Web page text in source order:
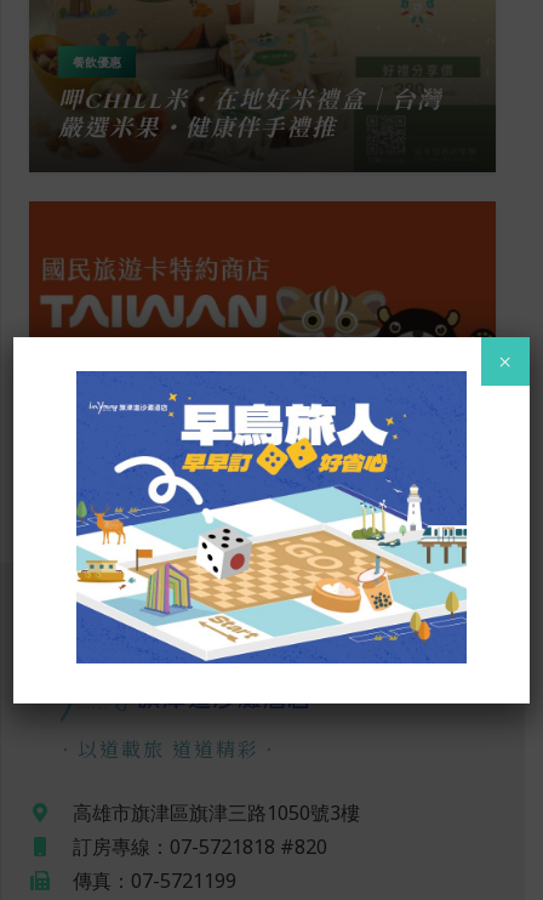
餐飲優惠
呷chill米・在地好米禮盒｜台灣
嚴選米果・健康伴手禮推
餐飲優惠
旗津道沙灘酒店｜國民旅遊卡特約商
店・度假住宿適用
．以道載旅 道道精彩．
高雄市旗津區旗津三路1050號3樓
訂房專線：07-5721818 #820
傳真：07-5721199
×